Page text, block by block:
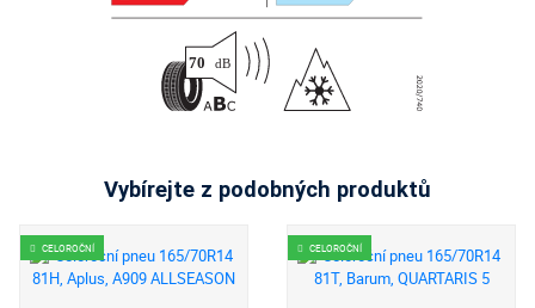
Vybírejte z podobných produktů
CELOROČNÍ CELOROČNÍ